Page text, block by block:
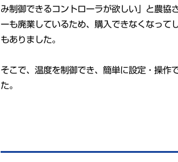
み制御できるコントローラが欲しい」と農協
ーも廃業しているため、購入できなくなって
もありました。
そこで、温度を制御でき、簡単に設定・操
た。